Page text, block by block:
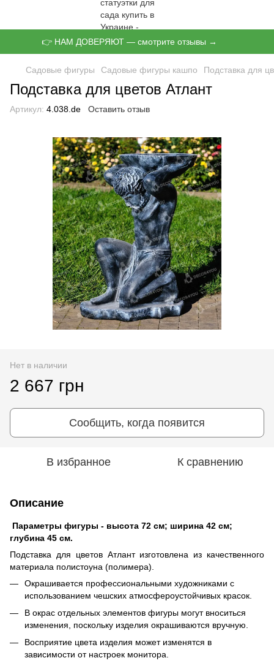
👉 НАМ ДОВЕРЯЮТ — смотрите отзывы →
Садовые фигуры Садовые фигуры кашпо Подставка для
Подставка для цветов Атлант
Артикул: 4.038.de Оставить отзыв
Нет в наличии
2 667 грн
Сообщить, когда появится
В избранное К сравнению
Описание
Параметры фигуры - высота 72 см; ширина 42 см;
глубина 45 см.
Подставка для цветов Атлант изготовлена из качественного
материала полистоуна (полимера).
Окрашивается профессиональными художниками с
использованием чешских атмосфероустойчивых красок.
В окрас отдельных элементов фигуры могут вноситься
изменения, поскольку изделия окрашиваются вручную.
Восприятие цвета изделия может изменятся в
зависимости от настроек монитора.